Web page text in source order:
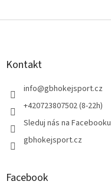
Z
Kontakt
info@gbhokejsport.cz
+420723807502 (8-22h)
Sleduj nás na Facebooku
gbhokejsport.cz
Facebook